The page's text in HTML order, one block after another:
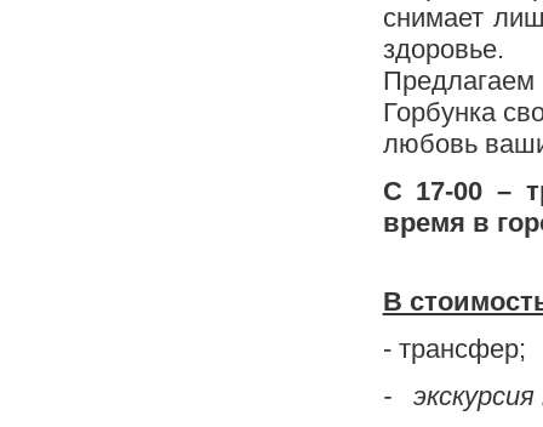
снимает
здоровье.
Горбунка
любовь
С 17-00 –
время в
В
-
-